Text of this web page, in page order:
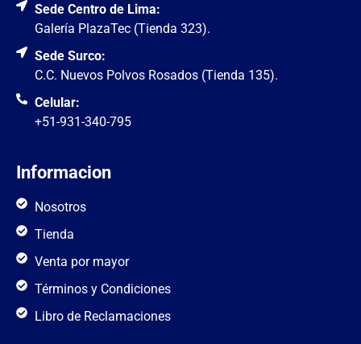
Sede Centro de Lima:
Galería PlazaTec (Tienda 323).
Sede Surco:
C.C. Nuevos Polvos Rosados (Tienda 135).
Celular:
+51-931-340-795
Informacion
Nosotros
Tienda
Venta por mayor
Términos y Condiciones
Libro de Reclamaciones